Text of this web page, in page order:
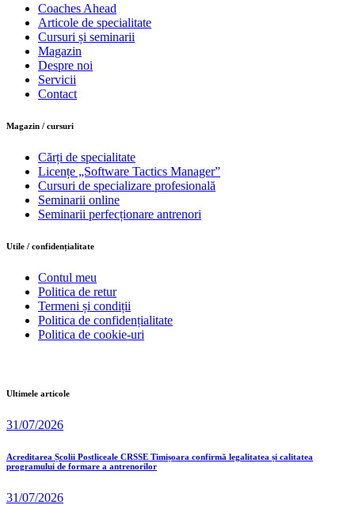
Coaches Ahead
Articole de specialitate
Cursuri și seminarii
Magazin
Despre noi
Servicii
Contact
Magazin / cursuri
Cărți de specialitate
Licențe „Software Tactics Manager”
Cursuri de specializare profesională
Seminarii online
Seminarii perfecționare antrenori
Utile / confidențialitate
Contul meu
Politica de retur
Termeni și condiții
Politica de confidențialitate
Politica de cookie-uri
Ultimele articole
31/07/2026
Acreditarea Școlii Postliceale CRSSE Timișoara confirmă legalitatea și calitatea
programului de formare a antrenorilor
31/07/2026